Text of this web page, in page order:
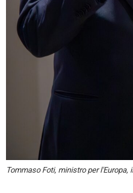
Tommaso Foti, ministro per l'Europa,